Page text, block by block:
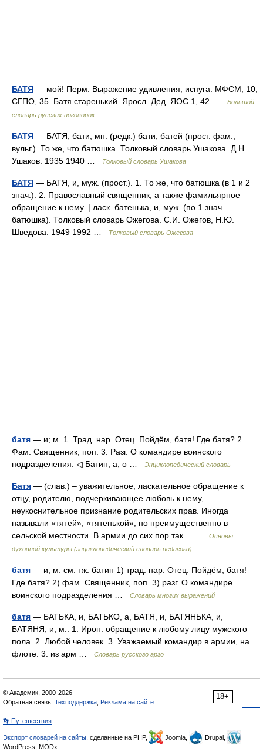
БАТЯ — мой! Перм. Выражение удивления, испуга. МФСМ, 10;
СГПО, 35. Батя старенький. Яросл. Дед. ЯОС 1, 42 …
Большой
словарь русских поговорок
БАТЯ — БАТЯ, бати, мн. (редк.) бати, батей (прост. фам.,
вульг.). То же, что батюшка. Толковый словарь Ушакова. Д.Н.
Ушаков. 1935 1940 …
Толковый словарь Ушакова
БАТЯ — БАТЯ, и, муж. (прост.). 1. То же, что батюшка (в 1 и 2
знач.). 2. Православный священник, а также фамильярное
обращение к нему. | ласк. батенька, и, муж. (по 1 знач.
батюшка). Толковый словарь Ожегова. С.И. Ожегов, Н.Ю.
Шведова. 1949 1992 …
Толковый словарь Ожегова
батя — и; м. 1. Трад. нар. Отец. Пойдём, батя! Где батя? 2.
Фам. Священник, поп. 3. Разг. О командире воинского
подразделения. ◁ Батин, а, о …
Энциклопедический словарь
Батя — (слав.) – уважительное, ласкательное обращение к
отцу, родителю, подчеркивающее любовь к нему,
неукоснительное признание родительских прав. Иногда
называли «тятей», «тятенькой», но преимущественно в
сельской местности. В армии до сих пор так… …
Основы
духовной культуры (энциклопедический словарь педагога)
батя — и; м. см. тж. батин 1) трад. нар. Отец. Пойдём, батя!
Где батя? 2) фам. Священник, поп. 3) разг. О командире
воинского подразделения …
Словарь многих выражений
батя — БАТЬКА, и, БАТЬКО, а, БАТЯ, и, БАТЯНЬКА, и,
БАТЯНЯ, и, м.. 1. Ирон. обращение к любому лицу мужского
пола. 2. Любой человек. 3. Уважаемый командир в армии, на
флоте. 3. из арм …
Словарь русского арго
18+
© Академик, 2000-2026
Обратная связь: Техподдержка Реклама на сайте
👣 Путешествия
Экспорт словарей на сайты , сделанные на PHP, Joomla,
Drupal,
WordPress, MODx.